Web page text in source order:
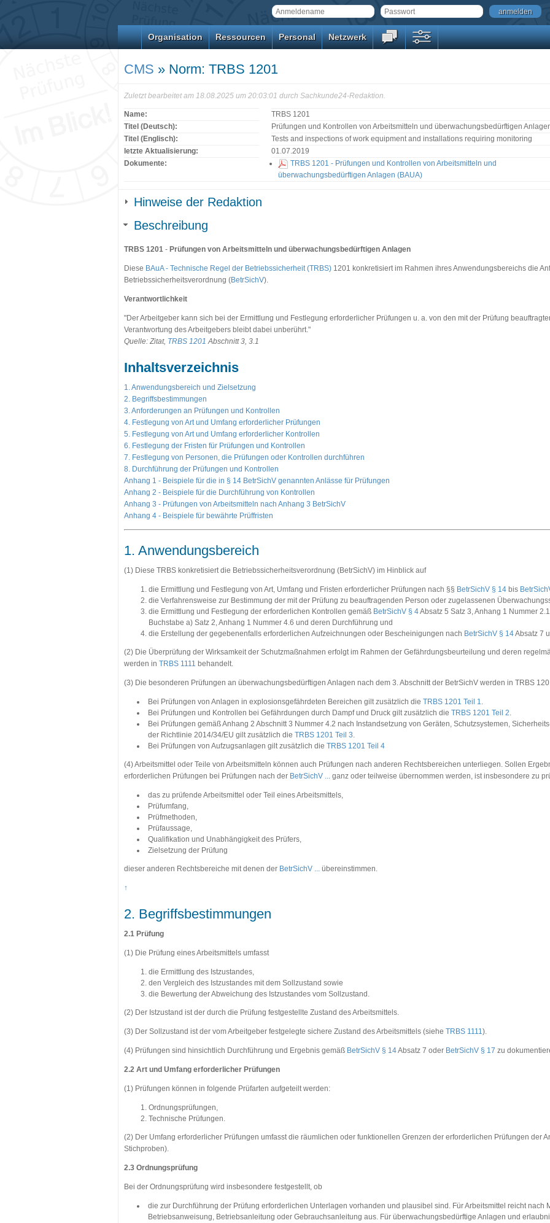
anmelden
Organisation Ressourcen Personal Netzwerk
CMS » Norm: TRBS 1201
Zuletzt bearbeitet am 18.08.2025 um 20:03:01 durch Sachkunde24-Redaktion.
Name:
TRBS 1201
Titel (Deutsch):
Prüfungen und Kontrollen von Arbeitsmitteln und überwachungsbedürftigen
Titel (Englisch):
Tests and inspections of work equipment and installations requiring monitoring
letzte Aktualisierung:
01.07.2019
Dokumente:
TRBS 1201 - Prüfungen und Kontrollen von Arbeitsmitteln und
überwachungsbedürftigen Anlagen (BAUA)
Hinweise der Redaktion
Beschreibung
TRBS 1201 - Prüfungen von Arbeitsmitteln und überwachungsbedürftigen Anlagen
Diese BAuA - Technische Regel der Betriebssicherheit (TRBS) 1201 konkretisiert im Rahmen ihres Anwendungsbereichs die
Betriebssicherheitsverordnung (BetrSichV).
Verantwortlichkeit
"Der Arbeitgeber kann sich bei der Ermittlung und Festlegung erforderlicher Prüfungen u. a. von den mit der Prüfung
Verantwortung des Arbeitgebers bleibt dabei unberührt."
Quelle: Zitat, TRBS 1201 Abschnitt 3, 3.1
Inhaltsverzeichnis
1. Anwendungsbereich und Zielsetzung
2. Begriffsbestimmungen
3. Anforderungen an Prüfungen und Kontrollen
4. Festlegung von Art und Umfang erforderlicher Prüfungen
5. Festlegung von Art und Umfang erforderlicher Kontrollen
6. Festlegung der Fristen für Prüfungen und Kontrollen
7. Festlegung von Personen, die Prüfungen oder Kontrollen durchführen
8. Durchführung der Prüfungen und Kontrollen
Anhang 1 - Beispiele für die in § 14 BetrSichV genannten Anlässe für Prüfungen
Anhang 2 - Beispiele für die Durchführung von Kontrollen
Anhang 3 - Prüfungen von Arbeitsmitteln nach Anhang 3 BetrSichV
Anhang 4 - Beispiele für bewährte Prüffristen
1. Anwendungsbereich
(1) Diese TRBS konkretisiert die Betriebssicherheitsverordnung (BetrSichV) im Hinblick auf
die Ermittlung und Festlegung von Art, Umfang und Fristen erforderlicher Prüfungen nach §§ BetrSichV § 14 bis
die Verfahrensweise zur Bestimmung der mit der Prüfung zu beauftragenden Person oder zugelassenen
die Ermittlung und Festlegung der erforderlichen Kontrollen gemäß BetrSichV § 4Absatz 5 Satz 3, Anhang 1 Nummer
Buchstabe a) Satz 2, Anhang 1 Nummer 4.6 und deren Durchführung und
die Erstellung der gegebenenfalls erforderlichen Aufzeichnungen oder Bescheinigungen nach BetrSichV § 14Absatz 7
(2) Die Überprüfung der Wirksamkeit der Schutzmaßnahmen erfolgt im Rahmen der Gefährdungsbeurteilung und deren
werden in TRBS 1111 behandelt.
(3) Die besonderen Prüfungen an überwachungsbedürftigen Anlagen nach dem 3. Abschnitt der BetrSichV werden in TRBS
Bei Prüfungen von Anlagen in explosionsgefährdeten Bereichen gilt zusätzlich die TRBS 1201 Teil 1.
Bei Prüfungen und Kontrollen bei Gefährdungen durch Dampf und Druck gilt zusätzlich die TRBS 1201 Teil 2.
Bei Prüfungen gemäß Anhang 2 Abschnitt 3 Nummer 4.2 nach Instandsetzung von Geräten, Schutzsystemen,
der Richtlinie 2014/34/EU gilt zusätzlich die TRBS 1201 Teil 3.
Bei Prüfungen von Aufzugsanlagen gilt zusätzlich die TRBS 1201 Teil 4
(4) Arbeitsmittel oder Teile von Arbeitsmitteln können auch Prüfungen nach anderen Rechtsbereichen unterliegen. Sollen
erforderlichen Prüfungen bei Prüfungen nach der BetrSichV ... ganz oder teilweise übernommen werden, ist insbesondere zu
das zu prüfende Arbeitsmittel oder Teil eines Arbeitsmittels,
Prüfumfang,
Prüfmethoden,
Prüfaussage,
Qualifikation und Unabhängigkeit des Prüfers,
Zielsetzung der Prüfung
dieser anderen Rechtsbereiche mit denen der BetrSichV ... übereinstimmen.
↑
2. Begriffsbestimmungen
2.1 Prüfung
(1) Die Prüfung eines Arbeitsmittels umfasst
die Ermittlung des Istzustandes,
den Vergleich des Istzustandes mit dem Sollzustand sowie
die Bewertung der Abweichung des Istzustandes vom Sollzustand.
(2) Der Istzustand ist der durch die Prüfung festgestellte Zustand des Arbeitsmittels.
(3) Der Sollzustand ist der vom Arbeitgeber festgelegte sichere Zustand des Arbeitsmittels (siehe TRBS 1111).
(4) Prüfungen sind hinsichtlich Durchführung und Ergebnis gemäß BetrSichV § 14Absatz 7 oder BetrSichV § 17 zu
2.2 Art und Umfang erforderlicher Prüfungen
(1) Prüfungen können in folgende Prüfarten aufgeteilt werden:
Ordnungsprüfungen,
Technische Prüfungen.
(2) Der Umfang erforderlicher Prüfungen umfasst die räumlichen oder funktionellen Grenzen der erforderlichen Prüfungen der
Stichproben).
2.3 Ordnungsprüfung
Bei der Ordnungsprüfung wird insbesondere festgestellt, ob
die zur Durchführung der Prüfung erforderlichen Unterlagen vorhanden und plausibel sind. Für Arbeitsmittel reicht
Betriebsanweisung, Betriebsanleitung oder Gebrauchsanleitung aus. Für überwachungsbedürftige Anlagen und